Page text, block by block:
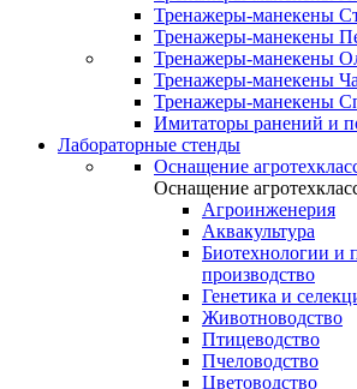
Тренажеры-манекены
Тренажеры-манекены
Тренажеры-манекены
Тренажеры-манекены
Тренажеры-манекены
Имитаторы ранений и
Лабораторные стенды
Оснащение
Оснащение
Агроинженерия
Аквакультура
Биотехнологии и
производство
Генетика и
Животноводство
Птицеводство
Пчеловодство
Цветоводство